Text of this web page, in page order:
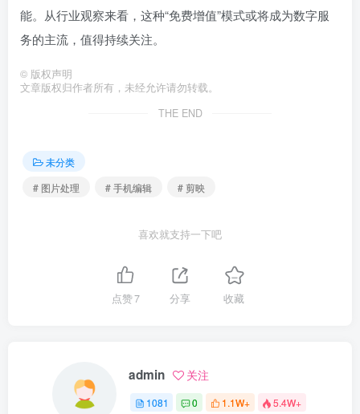
能。从行业观察来看，这种“免费增值”模式或将成为数字服
务的主流，值得持续关注。
© 版权声明
文章版权归作者所有，未经允许请勿转载。
THE END
未分类
# 图片处理
# 手机编辑 # 剪映
喜欢就支持一下吧
点赞7 分享 收藏
admin 关注
1081 0 1.1W+ 5.4W+